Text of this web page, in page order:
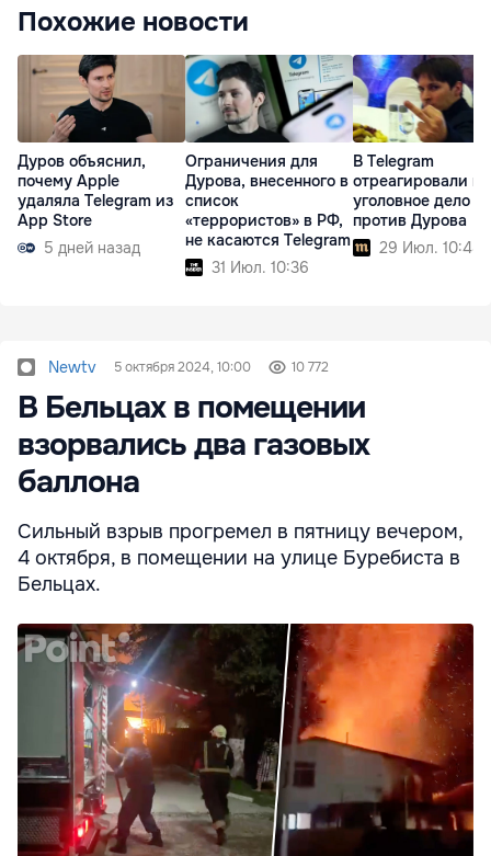
Похожие новости
Дуров объяснил,
почему Apple
удаляла Telegram из
App Store
5 дней назад
Ограничения для
Дурова, внесенного в
список
«террористов» в РФ,
не касаются Telegram
31 Июл. 10:36
В Telegram
отреагировали на
уголовное дело
против Дурова
29 Июл. 10:48
Newtv 5 октября 2024, 10:00 10 772
В Бельцах в помещении
взорвались два газовых
баллона
Сильный взрыв прогремел в пятницу вечером,
4 октября, в помещении на улице Буребиста в
Бельцах.